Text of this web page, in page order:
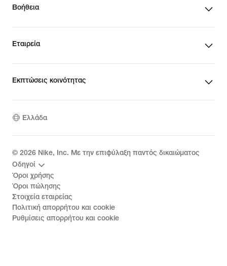
Βοήθεια
Εταιρεία
Εκπτώσεις κοινότητας
Ελλάδα
© 2026 Nike, Inc. Με την επιφύλαξη παντός δικαιώματος
Οδηγοί
Όροι χρήσης
Όροι πώλησης
Στοιχεία εταιρείας
Πολιτική απορρήτου και cookie
Ρυθμίσεις απορρήτου και cookie